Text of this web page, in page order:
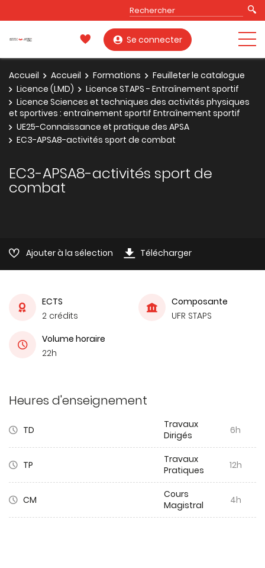
Se connecter
Accueil Accueil Formations
Feuilleter le catalogue
Licence (LMD)
Licence STAPS - Entraînement sportif
Licence Sciences et techniques des activités physiques
et sportives : entraînement sportif Entraînement sportif
UE25-Connaissance et pratique des APSA
EC3-APSA8-activités sport de combat
EC3-APSA8-activités sport de
combat
Ajouter à la sélection Télécharger
ECTS
2 crédits
Composante
UFR STAPS
Volume horaire
22h
Heures d'enseignement
TD
Travaux
Dirigés
6h
TP
Travaux
Pratiques
12h
CM
Cours
Magistral
4h